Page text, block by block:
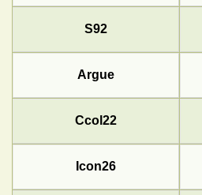
S92
Argue
Ccol22
Icon26